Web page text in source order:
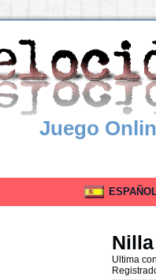
Juego
Nilla
Ultima